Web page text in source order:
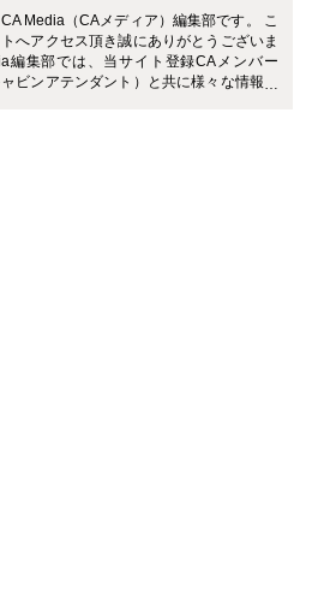
Media（CAメディア）編集部です。 こ
へアクセス頂き誠にありがとうございま
編集部では、当サイト登録CAメンバー
ャビンアテンダント）と共に様々な情報を